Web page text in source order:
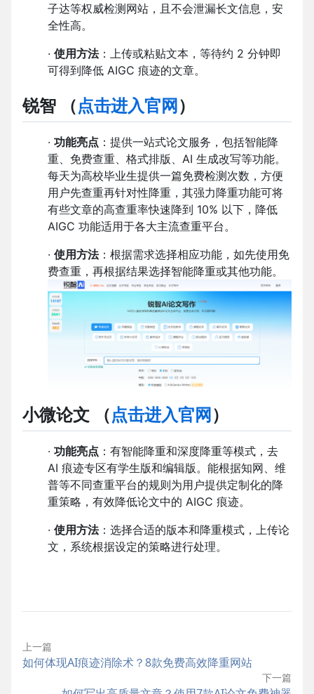
子达等权威检测网站，且不会泄漏长文信息，安
全性高。
· 使用方法：上传或粘贴文本，等待约 2 分钟即
可得到降低 AIGC 痕迹的文章。
锐智 （点击进入官网 ）
· 功能亮点 ：提供一站式论文服务，包括智能降
重、免费查重、格式排版、AI 生成改写等功能。
每天为高校毕业生提供一篇免费检测次数，方便
用户先查重再针对性降重，其强力降重功能可将
有些文章的高查重率快速降到 10% 以下，降低
AIGC 功能适用于各大主流查重平台。
· 使用方法：根据需求选择相应功能，如先使用免
费查重，再根据结果选择智能降重或其他功能。
小微论文 （点击进入官网 ）
· 功能亮点 ：有智能降重和深度降重等模式，去
AI 痕迹专区有学生版和编辑版。能根据知网、维
普等不同查重平台的规则为用户提供定制化的降
重策略，有效降低论文中的 AIGC 痕迹。
· 使用方法：选择合适的版本和降重模式，上传论
文，系统根据设定的策略进行处理。
上一篇
如何体现AI痕迹消除术？8款免费高效降重网站
下一篇